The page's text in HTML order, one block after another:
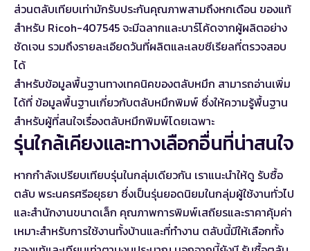
ส่วนตลับเทียบเท่ามักรับประกันคุณภาพสามถึงหกเดือน ของแท้
สำหรับ Ricoh-407545 จะมีฉลากและบาร์โค้ดจากผู้ผลิตอย่าง
ชัดเจน รวมถึงรายละเอียดวันที่ผลิตและเลขซีเรียลที่ตรวจสอบ
ได้
สำหรับข้อมูลพื้นฐานทางเทคนิคของตลับหมึก สามารถอ่านเพิ่ม
ได้ที่ข้อมูลพื้นฐานเกี่ยวกับตลับหมึกพิมพ์ ซึ่งให้ความรู้พื้นฐาน
สำหรับผู้ที่สนใจเรื่องตลับหมึกพิมพ์โดยเฉพาะ
รุ่นใกล้เคียงและทางเลือกอื่นที่น่าสนใจ
หากกำลังเปรียบเทียบรุ่นในกลุ่มเดียวกัน เราแนะนำให้ดู รับซื้อ
ตลับ พระนครศรีอยุธยา ซึ่งเป็นรุ่นยอดนิยมในกลุ่มผู้ใช้งานทั่วไป
และสำนักงานขนาดเล็ก คุณภาพการพิมพ์เสถียรและราคาคุ้มค่า
เหมาะสำหรับการใช้งานทั้งบ้านและที่ทำงาน ตลับนี้มีให้เลือกทั้ง